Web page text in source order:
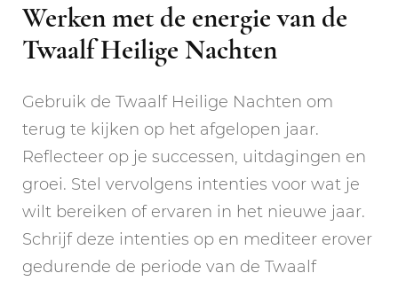
Werken met de energie van de
Twaalf Heilige Nachten
Gebruik de Twaalf Heilige Nachten om
terug te kijken op het afgelopen jaar.
Reflecteer op je successen, uitdagingen en
groei. Stel vervolgens intenties voor wat je
wilt bereiken of ervaren in het nieuwe jaar.
Schrijf deze intenties op en mediteer erover
gedurende de periode van de Twaalf